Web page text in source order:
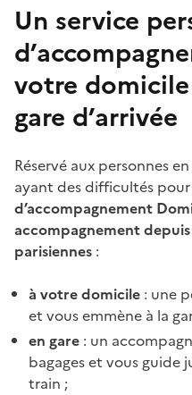
Un service
votre
gare d’arrivée
Réservé aux personnes
ayant des difficultés pour
d’accompagnement
accompagnement depuis
parisiennes :
à votre domicile : une
et vous emmène à la
en gare : un
bagages et vous guide
train ;